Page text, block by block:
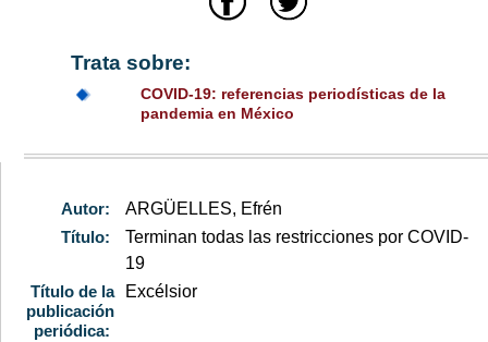
Trata sobre:
COVID-19: referencias periodísticas de la
pandemia en México
Autor:
ARGÜELLES, Efrén
Título:
Terminan todas las restricciones por COVID-
19
Título de la
publicación
periódica:
Excélsior